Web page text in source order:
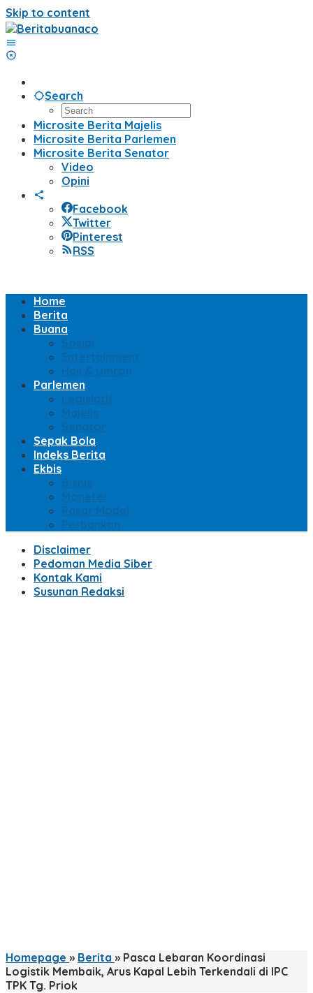
Skip to content
Search
Microsite Berita Majelis
Microsite Berita Parlemen
Microsite Berita Senator
Video
Opini
Facebook
Twitter
Pinterest
RSS
Home
Berita
Buana
Sosial
Entertainment
Haji & Umroh
Parlemen
Legislatif
Majelis
Senator
Sepak Bola
Indeks Berita
Ekbis
Bisnis
Moneter
Pasar Modal
Perbankan
Disclaimer
Pedoman Media Siber
Kontak Kami
Susunan Redaksi
Homepage » Berita » Pasca Lebaran Koordinasi
Logistik Membaik, Arus Kapal Lebih Terkendali di IPC
TPK Tg. Priok